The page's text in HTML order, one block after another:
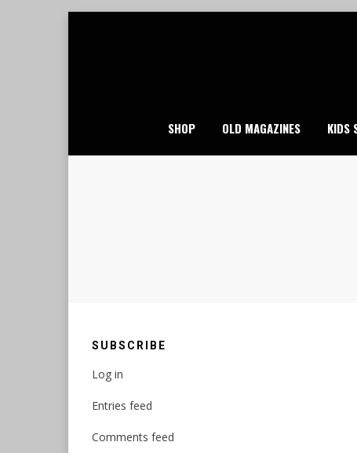
SHOP OLD MAGAZINES KIDS
SUBSCRIBE
Log in
Entries feed
Comments feed